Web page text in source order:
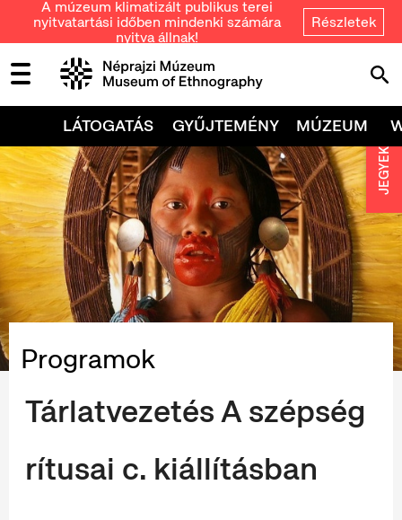
A múzeum klimatizált publikus terei
nyitvatartási időben mindenki számára
nyitva állnak!
Részletek
LÁTOGATÁS GYŰJTEMÉNY MÚZEUM
Programok
Tárlatvezetés A szépség
rítusai c. kiállításban
JEGYEK